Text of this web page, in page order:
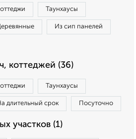
Таунхаусы
Из сип панелей
коттеджей (36)
Таунхаусы
длительный срок Посуточно
участков (1)